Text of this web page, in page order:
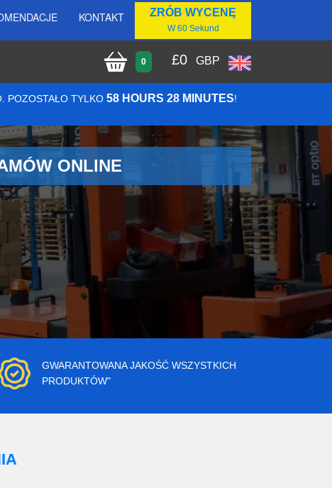
KONTAKT ZRÓB WYCENĘ
W 60 Sekund
0 £0 GBP
POZOSTAŁO TYLKO 58 HOURS 28 MINUTES!
ONLINE
GWARANTOWANA JAKOŚĆ WSZYSTKICH
PRODUKTÓW"